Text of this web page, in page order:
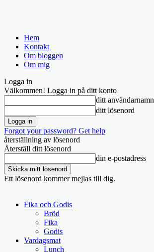
Hem
Kontakt
Om bloggen
Om mig
Logga in
Välkommen! Logga in på ditt konto
ditt användarnamn
ditt lösenord
Forgot your password? Get help
återställning av lösenord
Återställ ditt lösenord
din e-postadress
Ett lösenord kommer mejlas till dig.
Fika och Godis
Bröd
Fika
Godis
Vardagsmat
Lunch